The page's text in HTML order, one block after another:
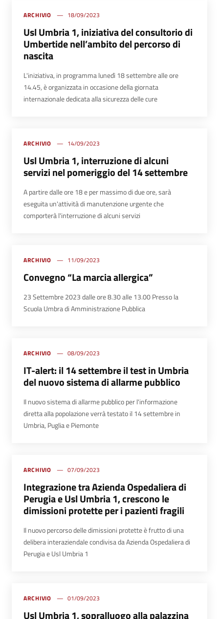
ARCHIVIO 18/09/2023
Usl Umbria 1, iniziativa del consultorio di
Umbertide nell’ambito del percorso di
nascita
L'iniziativa, in programma lunedì 18 settembre alle ore
14.45, è organizzata in occasione della giornata
internazionale dedicata alla sicurezza delle cure
ARCHIVIO 14/09/2023
Usl Umbria 1, interruzione di alcuni
servizi nel pomeriggio del 14 settembre
A partire dalle ore 18 e per massimo di due ore, sarà
eseguita un'attività di manutenzione urgente che
comporterà l'interruzione di alcuni servizi
ARCHIVIO 11/09/2023
Convegno “La marcia allergica”
23 Settembre 2023 dalle ore 8.30 alle 13.00 Presso la
Scuola Umbra di Amministrazione Pubblica
ARCHIVIO 08/09/2023
IT-alert: il 14 settembre il test in Umbria
del nuovo sistema di allarme pubblico
Il nuovo sistema di allarme pubblico per l'informazione
diretta alla popolazione verrà testato il 14 settembre in
Umbria, Puglia e Piemonte
ARCHIVIO 07/09/2023
Integrazione tra Azienda Ospedaliera di
Perugia e Usl Umbria 1, crescono le
dimissioni protette per i pazienti fragili
Il nuovo percorso delle dimissioni protette è frutto di una
delibera interaziendale condivisa da Azienda Ospedaliera di
Perugia e Usl Umbria 1
ARCHIVIO 01/09/2023
Usl Umbria 1, sopralluogo alla palazzina